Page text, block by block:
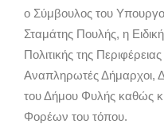
ο Σύμβουλος του
Σταμάτης Πουλής, η
Πολιτικής της
Αναπληρωτές Δήμαρχοι,
του Δήμου Φυλής καθώς
Φορέων του τόπου.